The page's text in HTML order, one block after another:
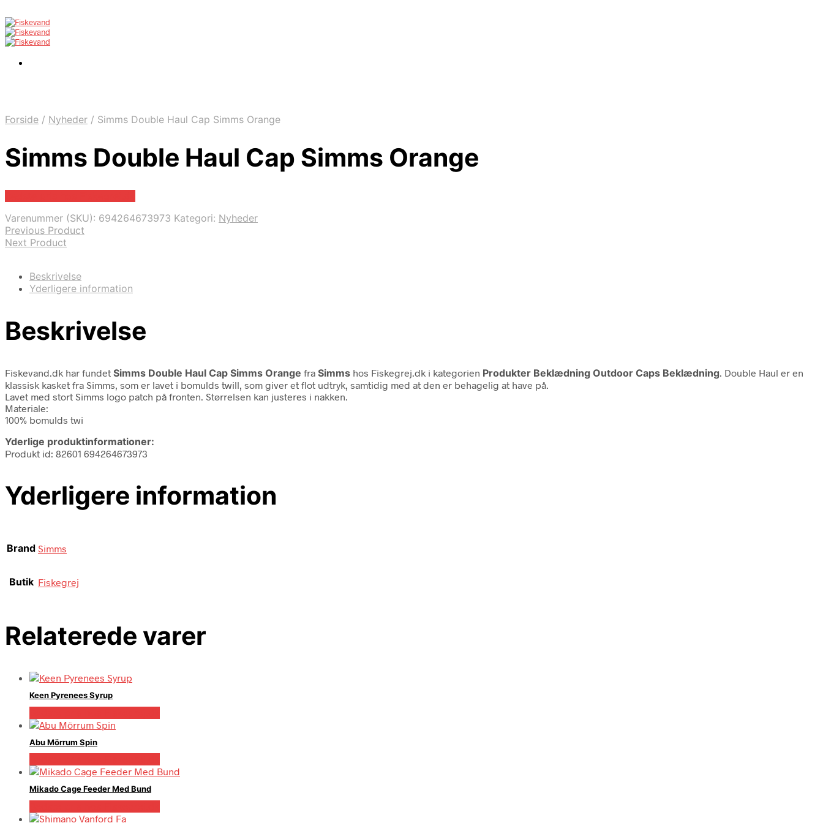
Forside / Nyheder / Simms Double Haul Cap Simms Orange
Simms Double Haul Cap Simms Orange
Varenummer (SKU): 694264673973 Kategori: Nyheder
Previous Product
Next Product
Beskrivelse
Yderligere information
Beskrivelse
Fiskevand.dk har fundet Simms Double Haul Cap Simms Orange fra Simms hos Fiskegrej.dk i kategorien Produkter Beklædning Outdoor Caps Beklædning . Double Haul er en
klassisk kasket fra Simms, som er lavet i bomulds twill, som giver et flot udtryk, samtidig med at den er behagelig at have på.
Lavet med stort Simms logo patch på fronten. Størrelsen kan justeres i nakken.
Materiale:
100% bomulds twi
Yderlige produktinformationer:
Produkt id: 82601 694264673973
Yderligere information
Brand Simms
Butik Fiskegrej
Relaterede varer
Keen Pyrenees Syrup
Abu Mörrum Spin
Mikado Cage Feeder Med Bund